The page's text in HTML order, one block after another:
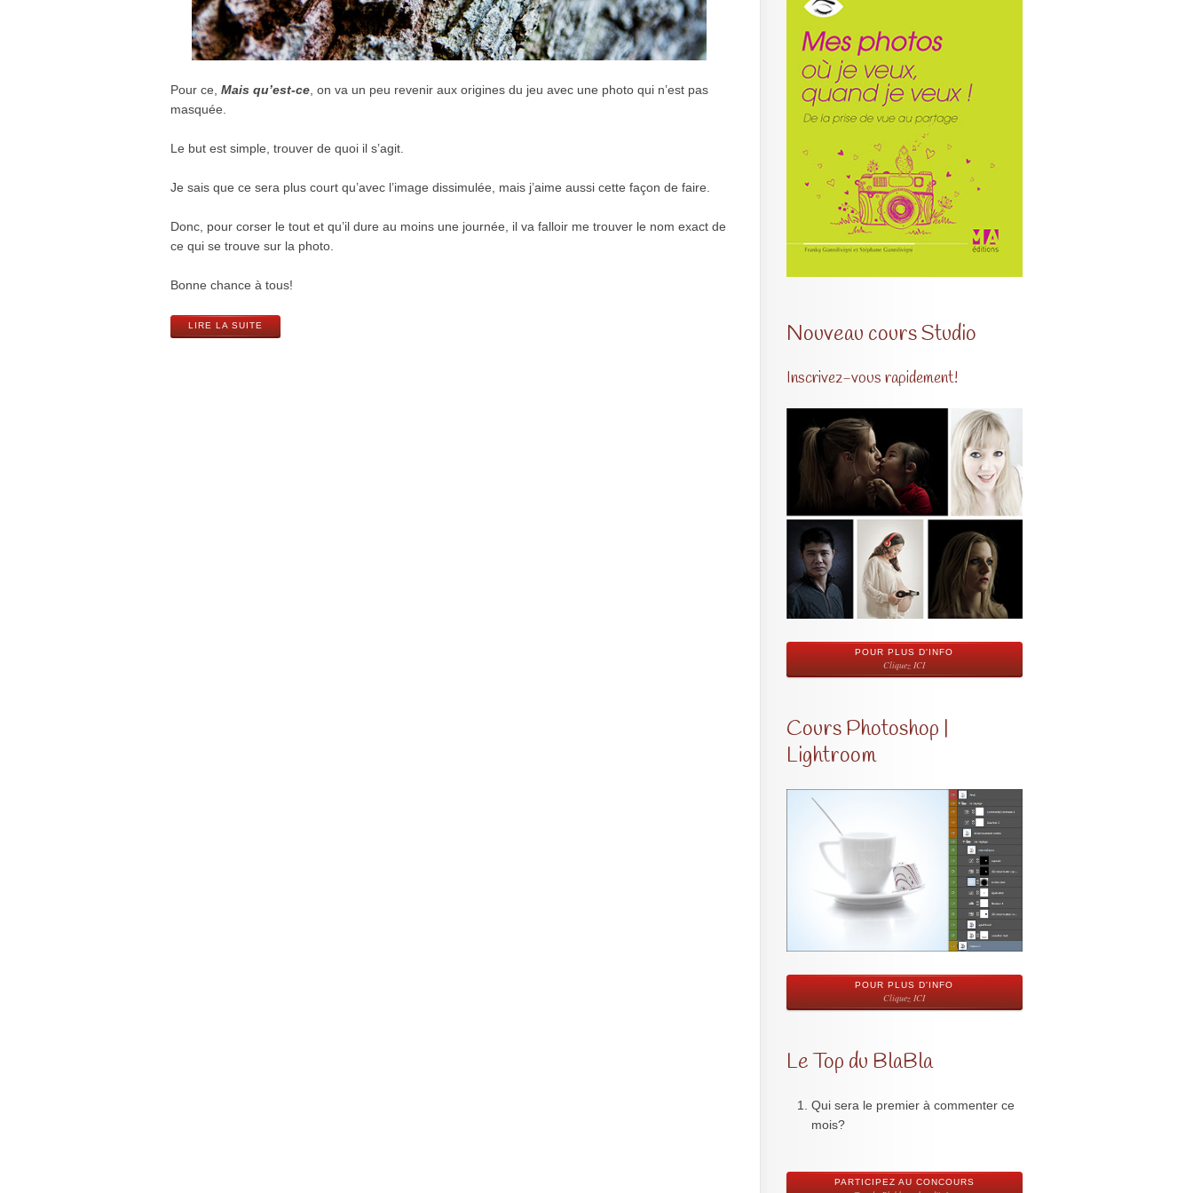
Pour ce, Mais qu’est-ce , on va un peu revenir aux origines du jeu avec une photo qui n’est pas
masquée.
Le but est simple, trouver de quoi il s’agit.
Je sais que ce sera plus court qu’avec l’image dissimulée, mais j’aime aussi cette façon de faire.
Donc, pour corser le tout et qu’il dure au moins une journée, il va falloir me trouver le nom exact de
ce qui se trouve sur la photo.
Bonne chance à tous!
LIRE LA SUITE Nouveau cours Studio
Inscrivez-vous rapidement!
POUR PLUS D'INFO
Cliquez ICI
Cours Photoshop |
Lightroom
POUR PLUS D'INFO
Cliquez ICI
Le Top du BlaBla
Qui sera le premier à commenter ce
mois?
PARTICIPEZ AU CONCOURS